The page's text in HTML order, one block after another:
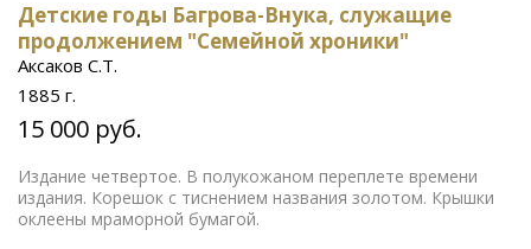
Детские годы Багрова-Внука, служащие
продолжением "Семейной хроники"
Аксаков С.Т.
1885 г.
15 000 руб.
Издание четвертое. В полукожаном переплете времени
издания. Корешок с тиснением названия золотом. Крышки
оклеены мраморной бумагой.